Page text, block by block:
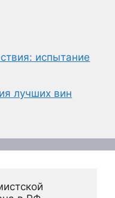
испытание
лучших вин